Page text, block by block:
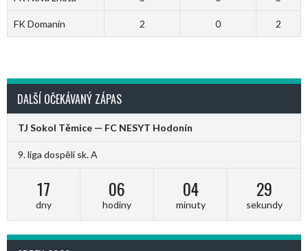
FK Domanín 2 0 2
DALŠÍ OČEKÁVANÝ ZÁPAS
TJ Sokol Těmice — FC NESYT Hodonín
9. liga dospělí sk. A
17
dny
06
hodiny
04
minuty
28
sekundy